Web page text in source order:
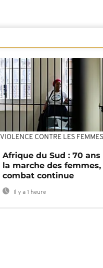
VIOLENCE CONTRE LES FEMMES
Afrique du Sud : 70 ans
la marche des femmes,
combat continue
Il y a 1 heure